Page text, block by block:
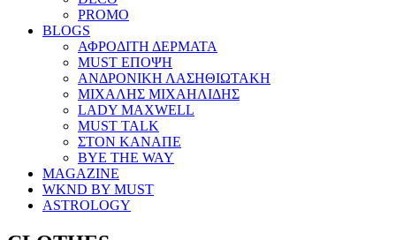
PROMO
BLOGS
ΑΦΡΟΔΙΤΗ ΔΕΡΜΑΤΑ
MUST ΕΠΟΨΗ
ΑΝΔΡΟΝΙΚΗ ΛΑΣΗΘΙΩΤΑΚΗ
ΜΙΧΑΛΗΣ ΜΙΧΑΗΛΙΔΗΣ
LADY MAXWELL
MUST TALK
ΣΤΟΝ ΚΑΝΑΠΕ
BYE THE WAY
MAGAZINE
WKND BY MUST
ASTROLOGY